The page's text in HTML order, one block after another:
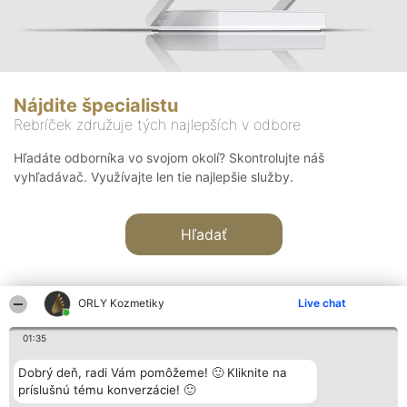
ORLY Kozmetiky Live chat
01:35
Dobrý deň, radi Vám pomôžeme! 🙂 Kliknite na
príslušnú tému konverzácie! 🙂
Nájdite špecialistu
Rebríček združuje tých najlepších v odbore
Hľadáte odborníka vo svojom okolí? Skontrolujte náš
vyhľadávač. Využívajte len tie najlepšie služby.
Hľadať
Organizátor hodnotenia
Bright Side Solutions sp. z o.
o. sp. k.
Hodnotenie
Laureáti
Lista
Kontakt
Kontakt